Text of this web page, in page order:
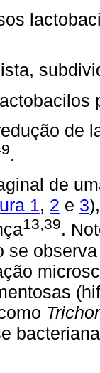
de
.
de
1, 2 e 3
13,39.
se